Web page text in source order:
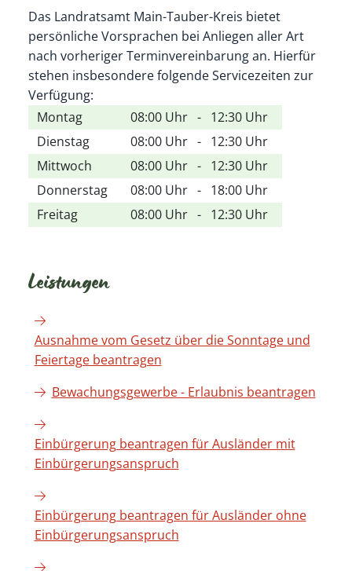
Das Landratsamt Main-Tauber-Kreis bietet
persönliche Vorsprachen bei Anliegen aller Art
nach vorheriger Terminvereinbarung an. Hierfür
stehen insbesondere folgende Servicezeiten zur
Verfügung:
Montag
08:00 Uhr - 12:30 Uhr
Dienstag
08:00 Uhr - 12:30 Uhr
Mittwoch
08:00 Uhr - 12:30 Uhr
Donnerstag
08:00 Uhr - 18:00 Uhr
Freitag
08:00 Uhr - 12:30 Uhr
Leistungen
Ausnahme vom Gesetz über die Sonntage und
Feiertage beantragen
Bewachungsgewerbe - Erlaubnis beantragen
Einbürgerung beantragen für Ausländer mit
Einbürgerungsanspruch
Einbürgerung beantragen für Ausländer ohne
Einbürgerungsanspruch